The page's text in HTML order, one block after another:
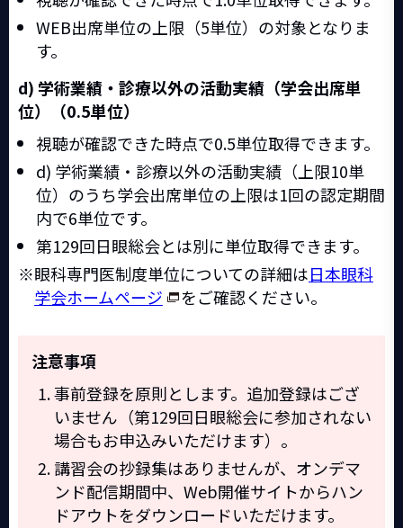
WEB出席単位の上限（5単位）の対象となりま
す。
d) 学術業績・診療以外の活動実績（学会出席単
位）（0.5単位）
視聴が確認できた時点で0.5単位取得できます。
d) 学術業績・診療以外の活動実績（上限10単
位）のうち学会出席単位の上限は1回の認定期間
内で6単位です。
第129回日眼総会とは別に単位取得できます。
眼科専門医制度単位についての詳細は日本眼科
学会ホームページ
をご確認ください。
注意事項
事前登録を原則とします。追加登録はござ
いません（第129回日眼総会に参加されない
場合もお申込みいただけます）。
講習会の抄録集はありませんが、オンデマ
ンド配信期間中、Web開催サイトからハン
ドアウトをダウンロードいただけます。